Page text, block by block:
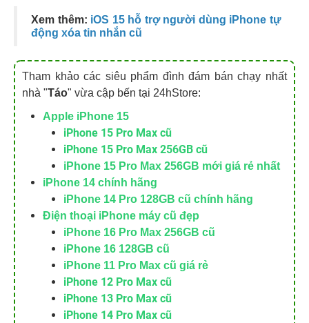
Xem thêm: iOS 15 hỗ trợ người dùng iPhone tự
động xóa tin nhắn cũ
Tham khảo các siêu phẩm đình đám bán chạy nhất
nhà "Táo" vừa cập bến tại 24hStore:
Apple iPhone 15
iPhone 15 Pro Max cũ
iPhone 15 Pro Max 256GB cũ
iPhone 15 Pro Max 256GB mới giá rẻ nhất
iPhone 14 chính hãng
iPhone 14 Pro 128GB cũ chính hãng
Điện thoại iPhone máy cũ đẹp
iPhone 16 Pro Max 256GB cũ
iPhone 16 128GB cũ
iPhone 11 Pro Max cũ giá rẻ
iPhone 12 Pro Max cũ
iPhone 13 Pro Max cũ
iPhone 14 Pro Max cũ